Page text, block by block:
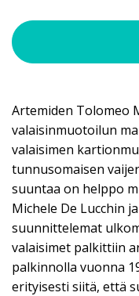
Artemiden Tolomeo
valaisinmuotoilun
valaisimen
tunnusomaisen
suuntaa on helppo
Michele De Lucchin
suunnittelemat
valaisimet palkittiin
palkinnolla vuonna
erityisesti siitä, että